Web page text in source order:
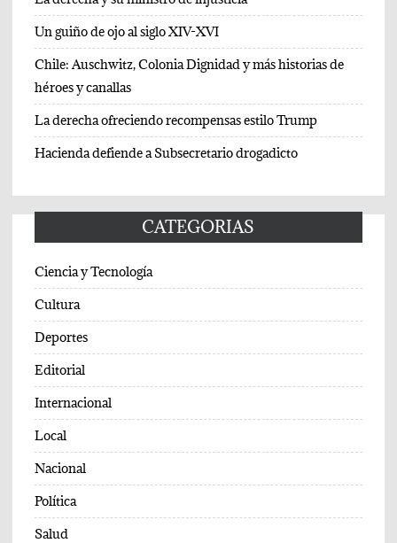
Un guiño de ojo al siglo XIV-XVI
Chile: Auschwitz, Colonia Dignidad y más historias de
héroes y canallas
La derecha ofreciendo recompensas estilo Trump
Hacienda defiende a Subsecretario drogadicto
CATEGORIAS
Ciencia y Tecnología
Cultura
Deportes
Editorial
Internacional
Local
Nacional
Política
Salud